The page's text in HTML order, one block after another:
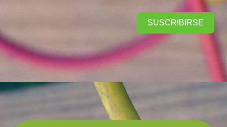
SUSCRIBIRSE